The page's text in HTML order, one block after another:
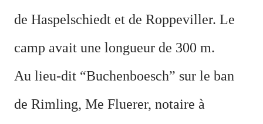
de Haspelschiedt et de Roppeviller. Le
camp avait une longueur de 300 m.
Au lieu-dit “Buchenboesch” sur le ban
de Rimling, Me Fluerer, notaire à